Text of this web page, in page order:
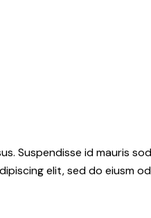
Suspendisse id
elit, sed do eiusm